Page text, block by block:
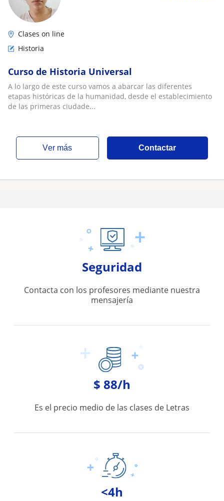
Clases on line
Historia
Curso de Historia Universal
A lo largo de este curso vamos a abarcar las diferentes
etapas históricas de la humanidad, desde el establecimiento
de las primeras ciudade...
ver más Contactar
Seguridad
Contacta con los profesores mediante nuestra
mensajería
$ 88/h
Es el precio medio de las clases de Letras
<4h